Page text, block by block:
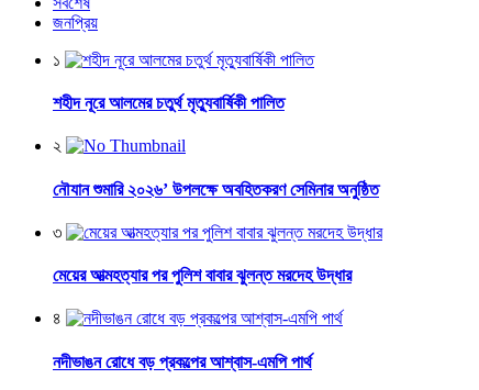
জনপ্রিয়
১
শহীদ নূরে আলমের চতুর্থ মৃত্যুবার্ষিকী পালিত
২
নৌযান শুমারি ২০২৬’ উপলক্ষে অবহিতকরণ সেমিনার অনুষ্ঠিত
৩
মেয়ের আত্মহত্যার পর পুলিশ বাবার ঝুলন্ত মরদেহ উদ্ধার
৪
নদীভাঙন রোধে বড় প্রকল্পের আশ্বাস-এমপি পার্থ